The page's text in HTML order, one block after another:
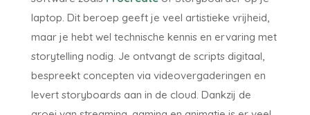
laptop. Dit beroep geeft je veel artistieke vrijheid,
maar je hebt wel technische kennis en ervaring met
storytelling nodig. Je ontvangt de scripts digitaal,
bespreekt concepten via videovergaderingen en
levert storyboards aan in de cloud. Dankzij de